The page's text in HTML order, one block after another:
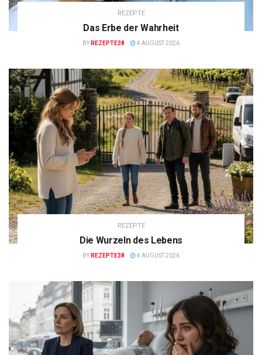
REZEPTE
Das Erbe der Wahrheit
BY REZEPTE38 4 AUGUST 2026
REZEPTE
Die Wurzeln des Lebens
BY REZEPTE38 4 AUGUST 2026